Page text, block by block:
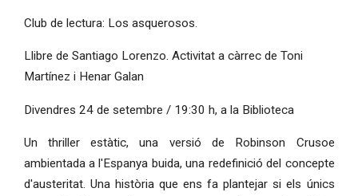
Club de lectura: Los asquerosos.
Llibre de Santiago Lorenzo. Activitat a càrrec de Toni
Martínez i Henar Galan
Divendres 24 de setembre / 19:30 h, a la Biblioteca
Un thriller estàtic, una versió de Robinson Crusoe
ambientada a l'Espanya buida, una redefinició del concepte
d'austeritat. Una història que ens fa plantejar si els únics